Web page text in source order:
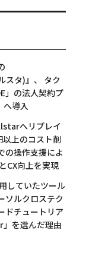
スタ)』、 タク
」の法人契約プ
へ導入
へリプレイ
上のコスト削
の操作支援によ
CX向上を実現
していたツール
ソルクロステク
ドチュートリア
を選んだ理由